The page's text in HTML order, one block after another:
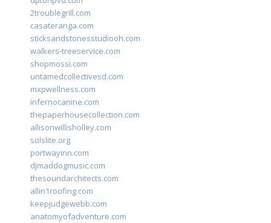
2troublegrill.com
casateranga.com
sticksandstonesstudiooh.com
walkers-treeservice.com
shopmossi.com
untamedcollectivesd.com
mxpwellness.com
infernocanine.com
thepaperhousecollection.com
allisonwillisholley.com
solslite.org
portwayinn.com
djmaddogmusic.com
thesoundarchitects.com
allin1roofing.com
keepjudgewebb.com
anatomyofadventure.com